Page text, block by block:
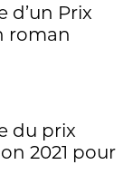
d’un Prix
roman
du prix
2021 pour